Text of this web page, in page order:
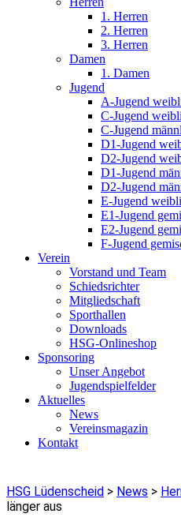
1. Herren
2. Herren
3. Herren
Damen
1. Damen
Jugend
A-Jugend
C-Jugend
C-Jugend
D1-Jugend
D2-Jugend
D1-Jugend
D2-Jugend
E-Jugend
E1-Jugend
E2-Jugend
F-Jugend
Verein
Vorstand und Team
Schiedsrichter
Mitgliedschaft
Sporthallen
Downloads
HSG-Onlineshop
Sponsoring
Unser Angebot
Jugendspielfelder
Aktuelles
News
Vereinsmagazin
Kontakt
HSG Lüdenscheid > News >
länger aus